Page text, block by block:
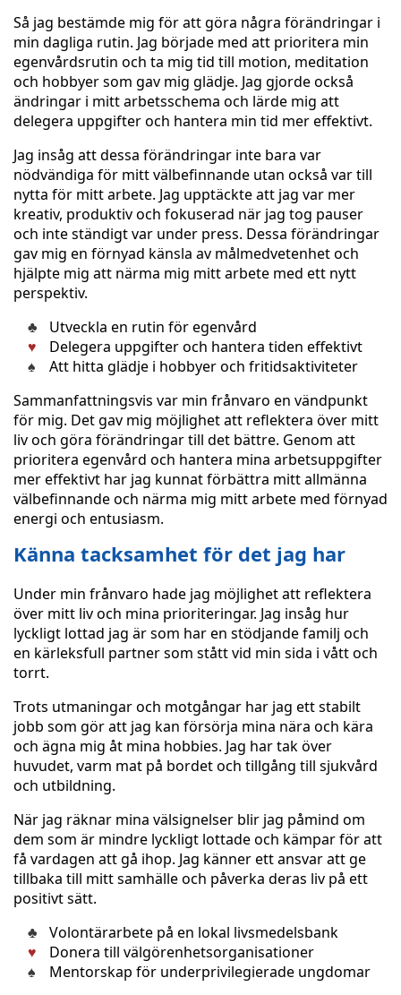
Så jag bestämde mig för att göra några förändringar i
min dagliga rutin. Jag började med att prioritera min
egenvårdsrutin och ta mig tid till motion, meditation
och hobbyer som gav mig glädje. Jag gjorde också
ändringar i mitt arbetsschema och lärde mig att
delegera uppgifter och hantera min tid mer effektivt.
Jag insåg att dessa förändringar inte bara var
nödvändiga för mitt välbefinnande utan också var till
nytta för mitt arbete. Jag upptäckte att jag var mer
kreativ, produktiv och fokuserad när jag tog pauser
och inte ständigt var under press. Dessa förändringar
gav mig en förnyad känsla av målmedvetenhet och
hjälpte mig att närma mig mitt arbete med ett nytt
perspektiv.
Utveckla en rutin för egenvård
Delegera uppgifter och hantera tiden effektivt
Att hitta glädje i hobbyer och fritidsaktiviteter
Sammanfattningsvis var min frånvaro en vändpunkt
för mig. Det gav mig möjlighet att reflektera över mitt
liv och göra förändringar till det bättre. Genom att
prioritera egenvård och hantera mina arbetsuppgifter
mer effektivt har jag kunnat förbättra mitt allmänna
välbefinnande och närma mig mitt arbete med förnyad
energi och entusiasm.
Känna tacksamhet för det jag har
Under min frånvaro hade jag möjlighet att reflektera
över mitt liv och mina prioriteringar. Jag insåg hur
lyckligt lottad jag är som har en stödjande familj och
en kärleksfull partner som stått vid min sida i vått och
torrt.
Trots utmaningar och motgångar har jag ett stabilt
jobb som gör att jag kan försörja mina nära och kära
och ägna mig åt mina hobbies. Jag har tak över
huvudet, varm mat på bordet och tillgång till sjukvård
och utbildning.
När jag räknar mina välsignelser blir jag påmind om
dem som är mindre lyckligt lottade och kämpar för att
få vardagen att gå ihop. Jag känner ett ansvar att ge
tillbaka till mitt samhälle och påverka deras liv på ett
positivt sätt.
Volontärarbete på en lokal livsmedelsbank
Donera till välgörenhetsorganisationer
Mentorskap för underprivilegierade ungdomar